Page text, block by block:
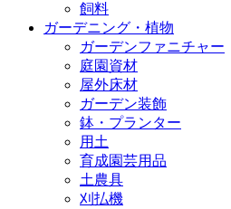
飼料
ガーデニング・植物
ガーデンファニチャー
庭園資材
屋外床材
ガーデン装飾
鉢・プランター
用土
育成園芸用品
土農具
刈払機